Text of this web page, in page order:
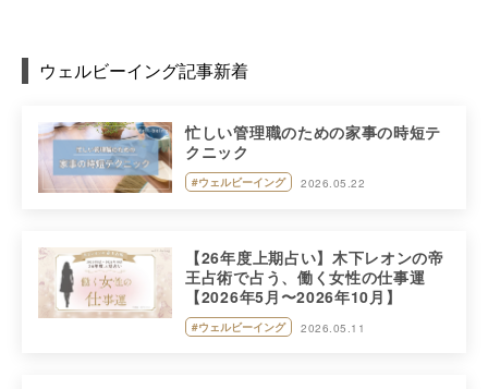
ウェルビーイング記事新着
忙しい管理職のための家事の時短テ
クニック
#ウェルビーイング 2026.05.22
【26年度上期占い】木下レオンの帝
王占術で占う、働く女性の仕事運
【2026年5月〜2026年10月】
#ウェルビーイング 2026.05.11